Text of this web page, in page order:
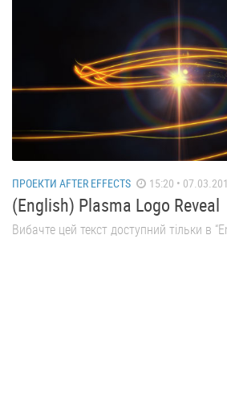
ПРОЕКТИ AFTER EFFECTS 15:20 •
(English) Plasma Logo Reveal
Вибачте цей текст доступний тільки в